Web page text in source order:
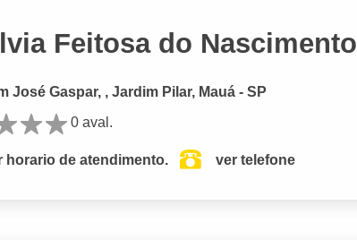
Feitosa do Nascimento
José Gaspar, , Jardim Pilar, Mauá - SP
0 aval.
horario de atendimento. ver telefone